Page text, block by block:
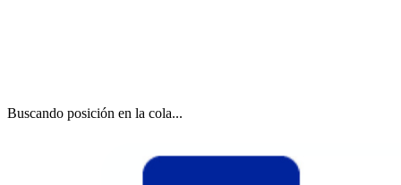
Buscando posición en la cola...